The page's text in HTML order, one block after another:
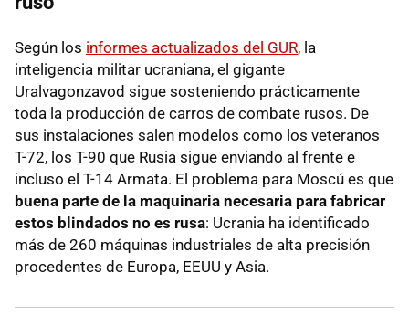
Según los informes actualizados del GUR, la
inteligencia militar ucraniana, el gigante
Uralvagonzavod sigue sosteniendo prácticamente
toda la producción de carros de combate rusos. De
sus instalaciones salen modelos como los veteranos
T-72, los T-90 que Rusia sigue enviando al frente e
incluso el T-14 Armata. El problema para Moscú es que
buena parte de la maquinaria necesaria para fabricar
estos blindados no es rusa: Ucrania ha identificado
más de 260 máquinas industriales de alta precisión
procedentes de Europa, EEUU y Asia.